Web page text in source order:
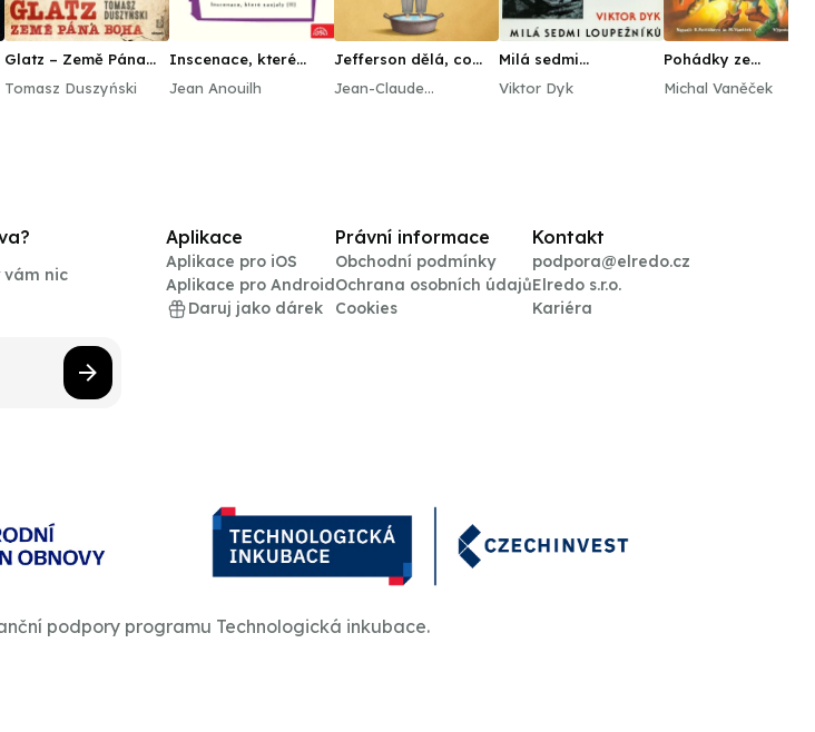
Glatz – Země Pána
Tomasz Duszyński
Inscenace, které
Jean Anouilh
Jefferson dělá, co
Jean-Claude
Milá sedmi
Viktor Dyk
Pohádky ze
Michal Vaněček
vám nic
Aplikace
Aplikace pro iOS
Aplikace pro Android
Daruj jako dárek
Právní informace
Obchodní podmínky
Ochrana osobních údajů
Cookies
Kontakt
podpora@elredo.cz
Elredo s.r.o.
Kariéra
podpory programu Technologická inkubace.